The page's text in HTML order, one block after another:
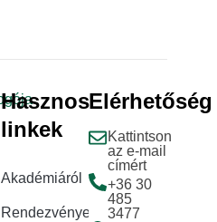
Hasznos
linkek
Akadémiáról
Rendezvények
Elérhetőség
Kattintson
az e-mail
címért
+36 30
485
3477